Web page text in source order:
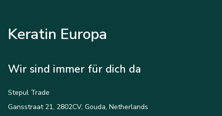
Keratin Europa
Wir sind immer für dich da
Stepul Trade
Gansstraat 21, 2802CV, Gouda, Netherlands